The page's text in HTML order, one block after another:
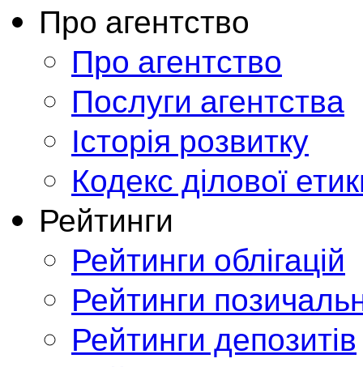
Про агентство
Про агентство
Послуги агентства
Історія розвитку
Кодекс ділової
Рейтинги
Рейтинги облігацій
Рейтинги
Рейтинги депозитів